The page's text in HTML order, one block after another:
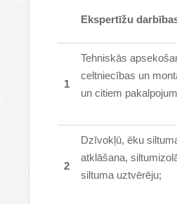
Ekspertīžu
1
Tehniskās
celtniecības un
un citiem
2
Dzīvokļū, ēku
atklāšana,
siltuma uztvērēju;